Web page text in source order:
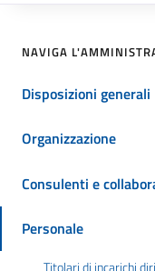
NAVIGA
Disposizioni generali
Organizzazione
Consulenti e
Personale
Titolari di incarichi